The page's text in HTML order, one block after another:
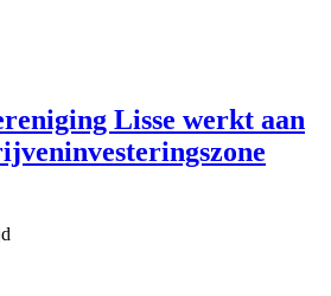
Lisse werkt aan